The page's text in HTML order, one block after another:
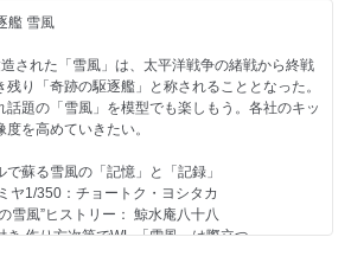
クトリートレッサ横浜店 第30回モデラーズコン
ョン
バル2025/おおさかホビーフェス
山いさみ
るための蘊蓄資料講座：STEINER
ラー：竹村典夫
之助 初代 日野
ターロン筆 細部塗装セット
国海軍 零式艦上戦闘機五二型 甲（三菱製）/
五二型 甲（中島製）：馬関のとら。
ムまで!まだまだあるぞ！使ってみたい魅惑の水
2000ターボRS（R30）前期型（1983） ハセ
艦 雪風
された「雪風」は、太平洋戦争の緒戦から終戦
り「奇跡の駆逐艦」と称されることとなった。
話題の「雪風」を模型でも楽しもう。各社のキッ
を高めていきたい。
で蘇る雪風の「記憶」と「記録」
1/350：チョートク・ヨシタカ
雪風”ヒストリー： 鯨水庵八十八
き 作り方次第でWL 「雪風」は際立つ